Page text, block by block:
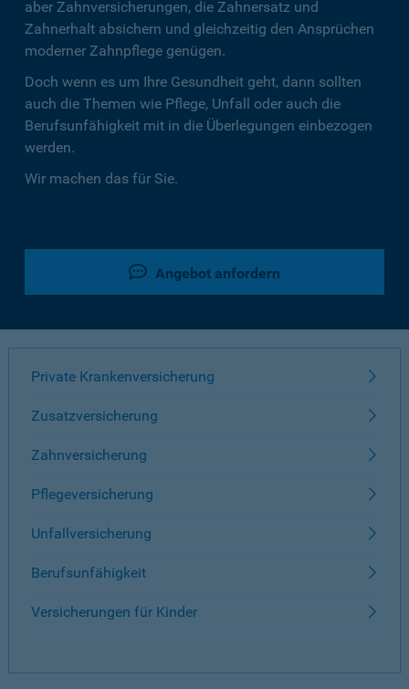
aber Zahnversicherungen, die Zahnersatz und
Zahnerhalt absichern und gleichzeitig den Ansprüchen
moderner Zahnpflege genügen.
Doch wenn es um Ihre Gesundheit geht, dann sollten
auch die Themen wie Pflege, Unfall oder auch die
Berufsunfähigkeit mit in die Überlegungen einbezogen
werden.
Wir machen das für Sie.
Angebot anfordern
Private Krankenversicherung
Zusatzversicherung
Zahnversicherung
Pflegeversicherung
Unfallversicherung
Berufsunfähigkeit
Versicherungen für Kinder